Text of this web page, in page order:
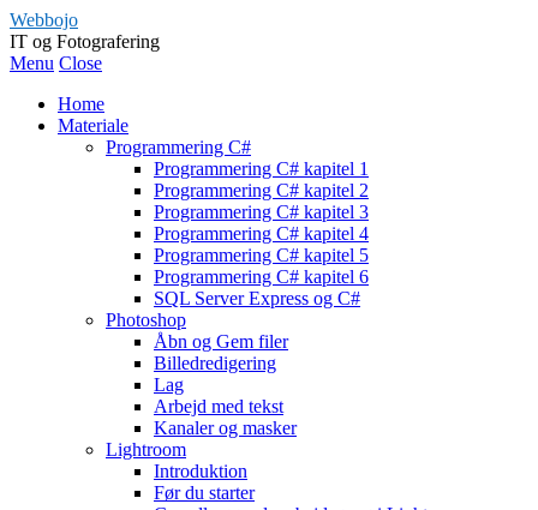
Webbojo
IT og Fotografering
Menu Close
Home
Materiale
Programmering C#
Programmering C# kapitel 1
Programmering C# kapitel 2
Programmering C# kapitel 3
Programmering C# kapitel 4
Programmering C# kapitel 5
Programmering C# kapitel 6
SQL Server Express og C#
Photoshop
Åbn og Gem filer
Billedredigering
Lag
Arbejd med tekst
Kanaler og masker
Lightroom
Introduktion
Før du starter